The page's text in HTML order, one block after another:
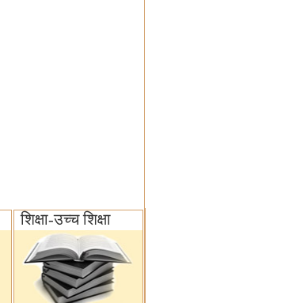
शिक्षा-उच्च शिक्षा